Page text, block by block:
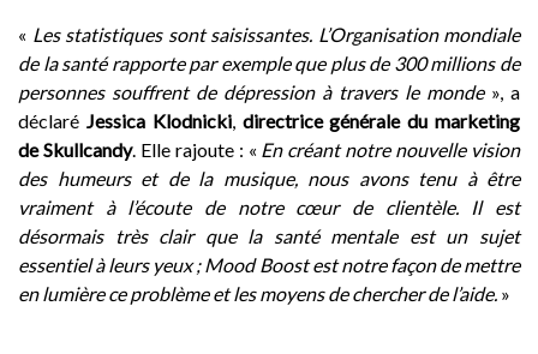
« Les statistiques sont saisissantes. L’Organisation mondiale
de la santé rapporte par exemple que plus de 300 millions de
personnes souffrent de dépression à travers le monde», a
déclaré Jessica Klodnicki, directrice générale du marketing
de Skullcandy. Elle rajoute : « En créant notre nouvelle vision
des humeurs et de la musique, nous avons tenu à être
vraiment à l’écoute de notre cœur de clientèle. Il est
désormais très clair que la santé mentale est un sujet
essentiel à leurs yeux ; Mood Boost est notre façon de mettre
en lumière ce problème et les moyens de chercher de l’aide. »